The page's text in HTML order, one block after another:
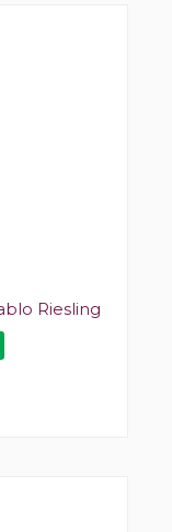
Riesling